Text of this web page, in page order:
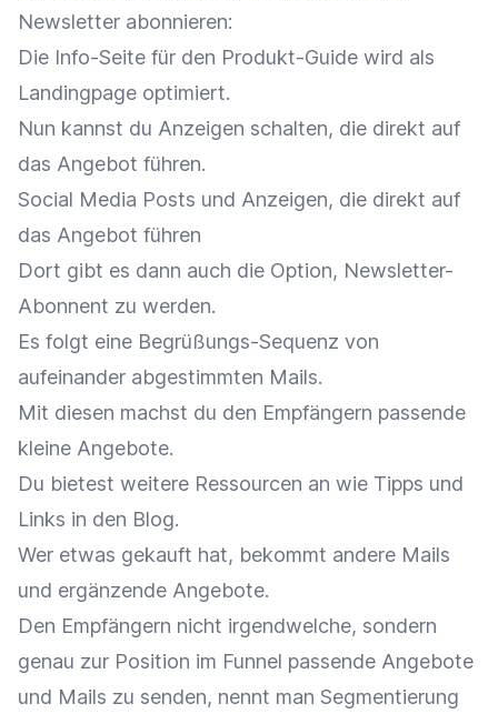
Newsletter abonnieren:
Die Info-Seite für den Produkt-Guide wird als
Landingpage optimiert.
Nun kannst du Anzeigen schalten, die direkt auf
das Angebot führen.
Social Media Posts und Anzeigen, die direkt auf
das Angebot führen
Dort gibt es dann auch die Option, Newsletter-
Abonnent zu werden.
Es folgt eine Begrüßungs-Sequenz von
aufeinander abgestimmten Mails.
Mit diesen machst du den Empfängern passende
kleine Angebote.
Du bietest weitere Ressourcen an wie Tipps und
Links in den Blog.
Wer etwas gekauft hat, bekommt andere Mails
und ergänzende Angebote.
Den Empfängern nicht irgendwelche, sondern
genau zur Position im Funnel passende Angebote
und Mails zu senden, nennt man Segmentierung